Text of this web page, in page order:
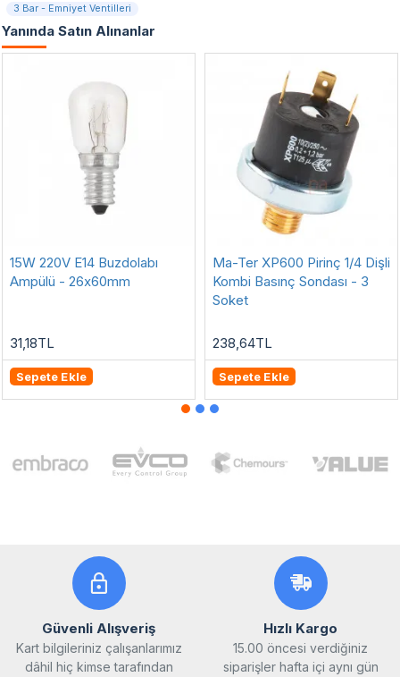
3 Bar - Emniyet Ventilleri
Yanında Satın Alınanlar
15W 220V E14 Buzdolabı
Ampülü - 26x60mm
31,18TL
Sepete Ekle
Ma-Ter XP600 Pirinç 1/4 Dişli
Kombi Basınç Sondası - 3
Soket
238,64TL
Sepete Ekle
Güvenli Alışveriş
Kart bilgileriniz çalışanlarımız
dâhil hiç kimse tarafından
Hızlı Kargo
15.00 öncesi verdiğiniz
siparişler hafta içi aynı gün